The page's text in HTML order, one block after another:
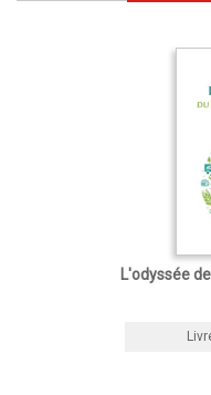
L'odyssée